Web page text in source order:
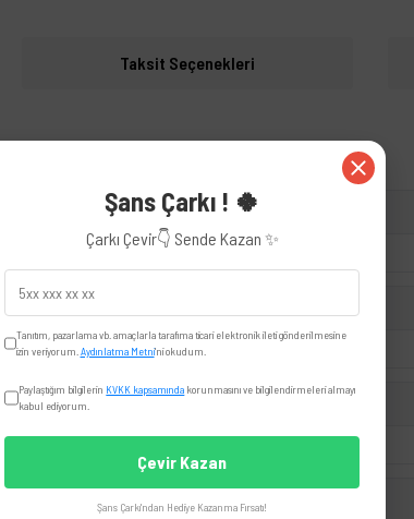
Taksit Seçenekleri
Şans Çarkı ! 🍀
Çarkı Çevir👇 Sende Kazan ✨
Tanıtım, pazarlama vb. amaçlarla tarafıma ticari elektronik ileti gönderilmesine
izin veriyorum. Aydınlatma Metni'ni okudum.
Paylaştığım bilgilerin KVKK kapsamında korunmasını ve bilgilendirmeleri almayı
kabul ediyorum.
Çevir Kazan
Şans Çarkı'ndan Hediye Kazanma Fırsatı!